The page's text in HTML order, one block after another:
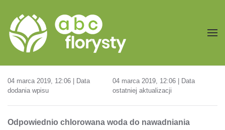
Przejdź do treści głównej
04 marca 2019, 12:06 | Data
dodania wpisu
04 marca 2019, 12:06 | Data
ostatniej aktualizacji
Odpowiednio chlorowana woda do nawadniania